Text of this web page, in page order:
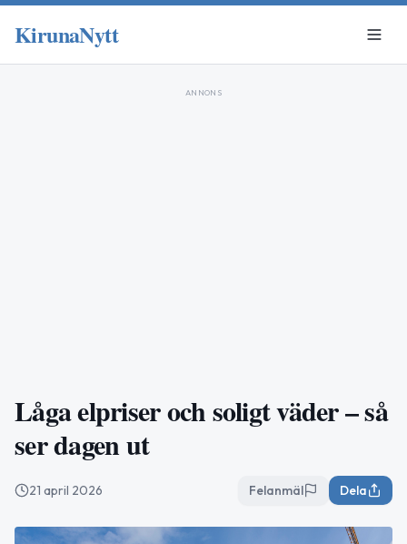
KirunaNytt
ANNONS
Låga elpriser och soligt väder – så
ser dagen ut
21 april 2026 Felanmäl Dela